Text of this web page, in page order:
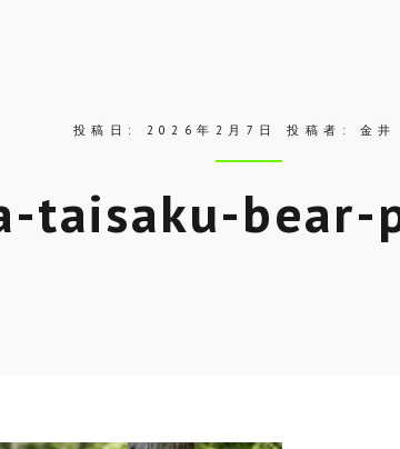
投稿日: 2026年2月7日 投稿者: 金井
taisaku-